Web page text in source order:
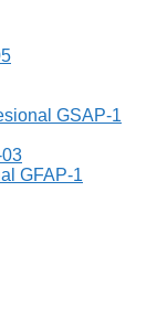
GSAP-1
GFAP-1